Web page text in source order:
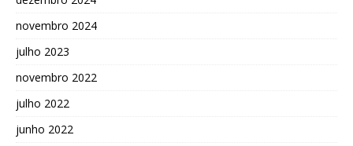
novembro 2024
julho 2023
novembro 2022
julho 2022
junho 2022